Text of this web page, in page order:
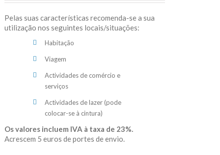
Pelas suas características recomenda-se a sua
utilização nos seguintes locais/situações:
Habitação
Viagem
Actividades de comércio e
serviços
Actividades de lazer (pode
colocar-se à cintura)
Os valores incluem IVA à taxa de 23%.
Acrescem 5 euros de portes de envio.